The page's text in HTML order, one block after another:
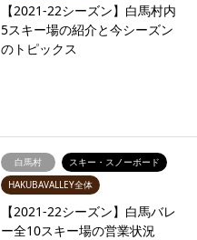
【2021-22シーズン】白馬村内
5スキー場の紹介と今シーズン
のトピックス
白馬村
スキー・スノーボード
HAKUBAVALLEY全体
【2021-22シーズン】白馬バレ
ー全10スキー場の営業状況